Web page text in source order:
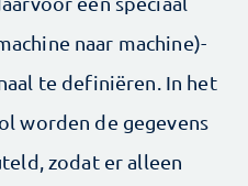
naar machine)-
te definiëren. In het
worden de gegevens
zodat er alleen